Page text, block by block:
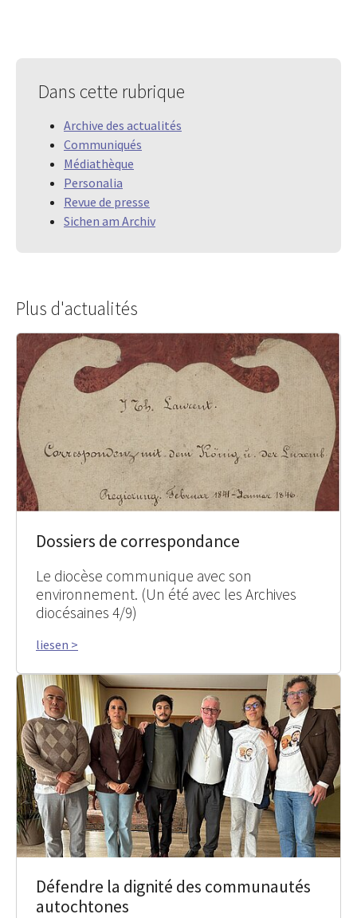
Dans cette rubrique
Archive des actualités
Communiqués
Médiathèque
Personalia
Revue de presse
Sichen am Archiv
Plus d'actualités
Dossiers de correspondance
Le diocèse communique avec son
environnement. (Un été avec les Archives
diocésaines 4/9)
liesen >
Défendre la dignité des communautés
autochtones